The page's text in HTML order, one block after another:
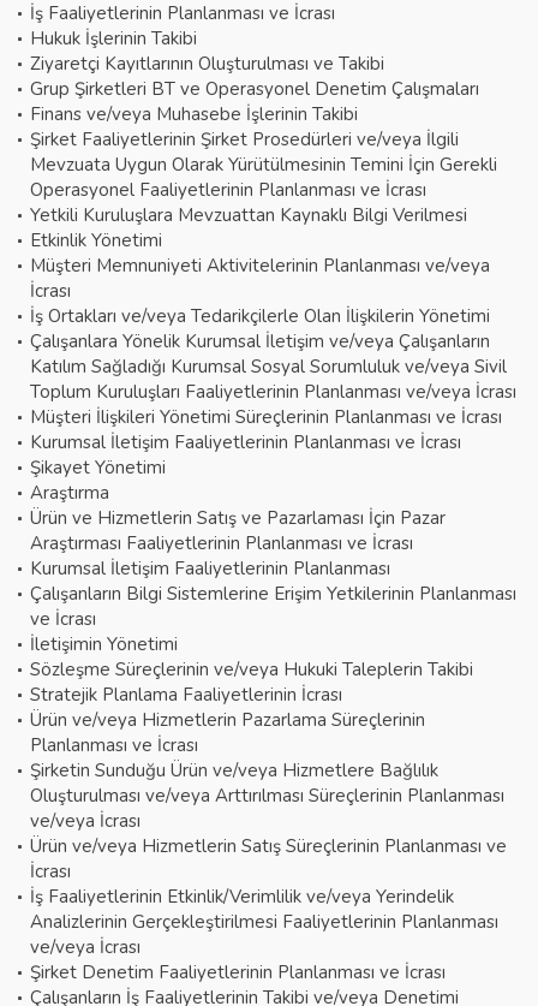
İş Faaliyetlerinin Planlanması ve İcrası
Hukuk İşlerinin Takibi
Ziyaretçi Kayıtlarının Oluşturulması ve Takibi
Grup Şirketleri BT ve Operasyonel Denetim Çalışmaları
Finans ve/veya Muhasebe İşlerinin Takibi
Şirket Faaliyetlerinin Şirket Prosedürleri ve/veya İlgili
Mevzuata Uygun Olarak Yürütülmesinin Temini İçin Gerekli
Operasyonel Faaliyetlerinin Planlanması ve İcrası
Yetkili Kuruluşlara Mevzuattan Kaynaklı Bilgi Verilmesi
Etkinlik Yönetimi
Müşteri Memnuniyeti Aktivitelerinin Planlanması ve/veya
İcrası
İş Ortakları ve/veya Tedarikçilerle Olan İlişkilerin Yönetimi
Çalışanlara Yönelik Kurumsal İletişim ve/veya Çalışanların
Katılım Sağladığı Kurumsal Sosyal Sorumluluk ve/veya Sivil
Toplum Kuruluşları Faaliyetlerinin Planlanması ve/veya İcrası
Müşteri İlişkileri Yönetimi Süreçlerinin Planlanması ve İcrası
Kurumsal İletişim Faaliyetlerinin Planlanması ve İcrası
Şikayet Yönetimi
Araştırma
Ürün ve Hizmetlerin Satış ve Pazarlaması İçin Pazar
Araştırması Faaliyetlerinin Planlanması ve İcrası
Kurumsal İletişim Faaliyetlerinin Planlanması
Çalışanların Bilgi Sistemlerine Erişim Yetkilerinin Planlanması
ve İcrası
İletişimin Yönetimi
Sözleşme Süreçlerinin ve/veya Hukuki Taleplerin Takibi
Stratejik Planlama Faaliyetlerinin İcrası
Ürün ve/veya Hizmetlerin Pazarlama Süreçlerinin
Planlanması ve İcrası
Şirketin Sunduğu Ürün ve/veya Hizmetlere Bağlılık
Oluşturulması ve/veya Arttırılması Süreçlerinin Planlanması
ve/veya İcrası
Ürün ve/veya Hizmetlerin Satış Süreçlerinin Planlanması ve
İcrası
İş Faaliyetlerinin Etkinlik/Verimlilik ve/veya Yerindelik
Analizlerinin Gerçekleştirilmesi Faaliyetlerinin Planlanması
ve/veya İcrası
Şirket Denetim Faaliyetlerinin Planlanması ve İcrası
Çalışanların İş Faaliyetlerinin Takibi ve/veya Denetimi